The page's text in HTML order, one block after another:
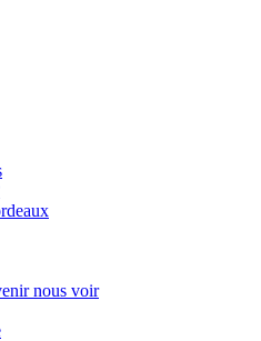
nous voir